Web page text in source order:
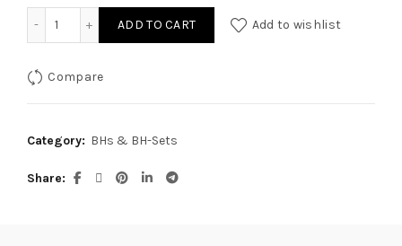
ADD TO CART Add to wishlist
Compare
Category: BHs & BH-Sets
Share